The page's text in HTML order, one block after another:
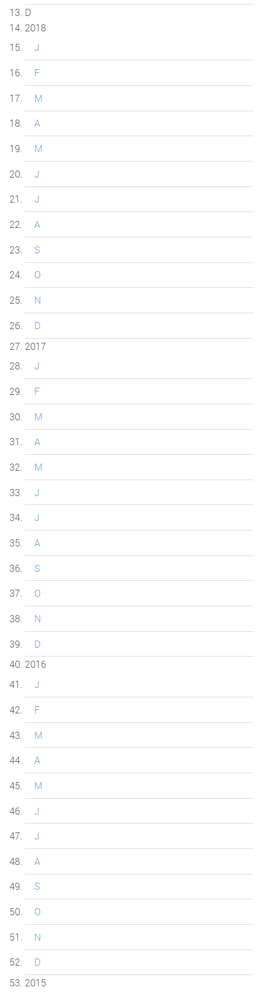
D
2018
J
F
M
A
M
J
J
A
S
O
N
D
2017
J
F
M
A
M
J
J
A
S
O
N
D
2016
J
F
M
A
M
J
J
A
S
O
N
D
2015